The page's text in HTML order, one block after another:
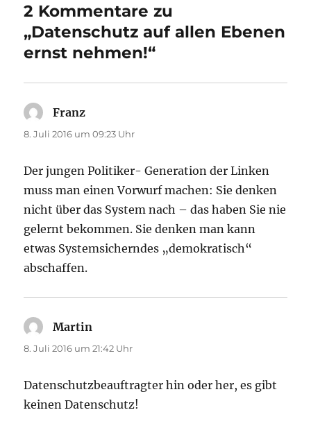
2 Kommentare zu
„Datenschutz auf allen Ebenen
ernst nehmen!“
Franz
8. Juli 2016 um 09:23 Uhr
Der jungen Politiker- Generation der Linken
muss man einen Vorwurf machen: Sie denken
nicht über das System nach – das haben Sie nie
gelernt bekommen. Sie denken man kann
etwas Systemsicherndes „demokratisch“
abschaffen.
Martin
8. Juli 2016 um 21:42 Uhr
Datenschutzbeauftragter hin oder her, es gibt
keinen Datenschutz!